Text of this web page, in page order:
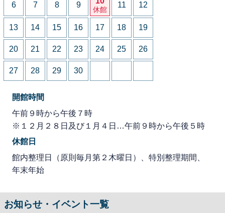
6 7 8 9
休館
11 12
13 14 15 16 17 18 19
20 21 22 23 24 25 26
27 28 29 30
開館時間
午前９時から午後７時
※１２月２８日及び１月４日…午前９時から午後５時
休館日
館内整理日（原則毎月第２木曜日）、特別整理期間、
年末年始
お知らせ・イベント一覧